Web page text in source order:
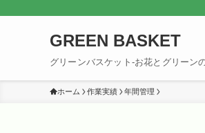
GREEN BASKET
グリーンバスケット-お花とグリーン
ホーム 作業実績 年間管理